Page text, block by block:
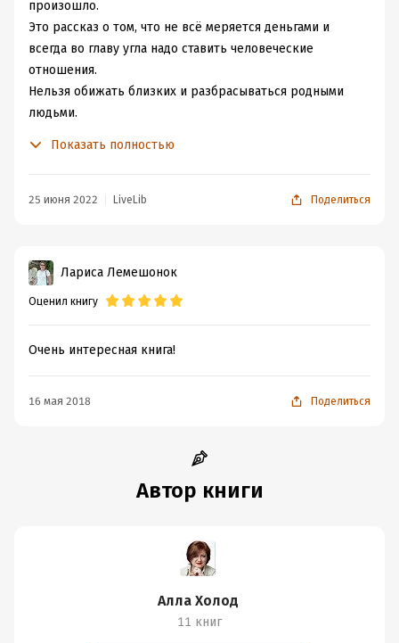
произошло.
Это рассказ о том, что не всё меряется деньгами и
всегда во главу угла надо ставить человеческие
отношения.
Нельзя обижать близких и разбрасываться родными
людьми.
Вот только совсем его не жалко. Жалко его родных.
Показать полностью
25 июня 2022 LiveLib Поделиться
Лариса Лемешонок
Оценил книгу
Очень интересная книга!
16 мая 2018 Поделиться
Автор книги
Алла Холод
11 книг